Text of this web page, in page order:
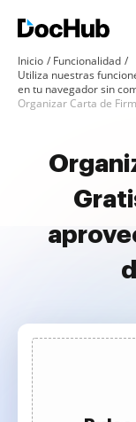
Inicio
Funcionalidad
Utiliza nuestras
en tu navegador sin
Organizar Carta de